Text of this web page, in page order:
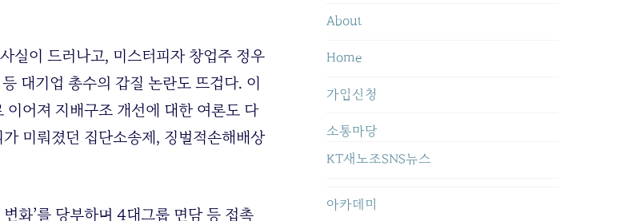
실이 드러나고, 미스터피자 창업주 정우
대기업 총수의 갑질 논란도 뜨겁다. 이
어져 지배구조 개선에 대한 여론도 다
미뤄졌던 집단소송제, 징벌적손해배상
화’를 당부하며 4대그룹 면담 등 접촉
About
Home
가입신청
소통마당
KT새노조SNS뉴스
아카데미